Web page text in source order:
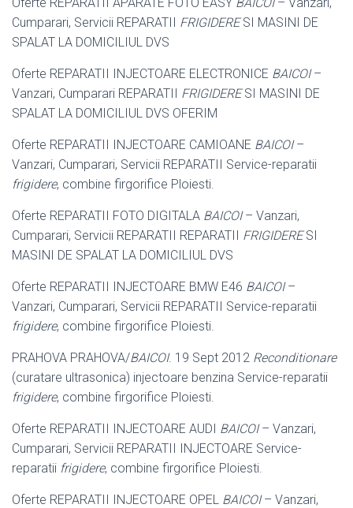
Oferte REPARATII APARATE FOTO EASY BAICOI– Vanzari,
Cumparari, Servicii REPARATII FRIGIDERESI MASINI DE
SPALAT LA DOMICILIUL DVS
Oferte REPARATII INJECTOARE ELECTRONICE BAICOI–
Vanzari, Cumparari REPARATII FRIGIDERESI MASINI DE
SPALAT LA DOMICILIUL DVS OFERIM
Oferte REPARATII INJECTOARE CAMIOANE BAICOI–
Vanzari, Cumparari, Servicii REPARATII Service-reparatii
frigidere, combine firgorifice Ploiesti.
Oferte REPARATII FOTO DIGITALA BAICOI– Vanzari,
Cumparari, Servicii REPARATII REPARATII FRIGIDERESI
MASINI DE SPALAT LA DOMICILIUL DVS
Oferte REPARATII INJECTOARE BMW E46 BAICOI–
Vanzari, Cumparari, Servicii REPARATII Service-reparatii
frigidere, combine firgorifice Ploiesti.
PRAHOVA PRAHOVA/BAICOI. 19 Sept 2012 Reconditionare
(curatare ultrasonica) injectoare benzina Service-reparatii
frigidere, combine firgorifice Ploiesti.
Oferte REPARATII INJECTOARE AUDI BAICOI– Vanzari,
Cumparari, Servicii REPARATII INJECTOARE Service-
reparatii frigidere, combine firgorifice Ploiesti.
Oferte REPARATII INJECTOARE OPEL BAICOI– Vanzari,